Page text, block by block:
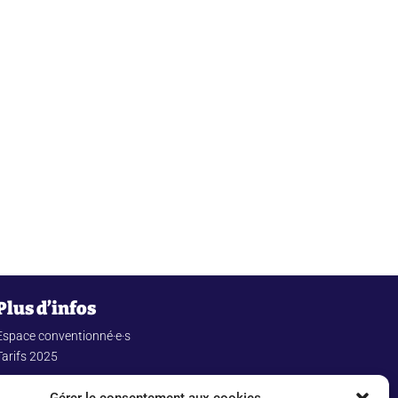
d’infos
conventionné·e·s
2025
Conditions générales de vente